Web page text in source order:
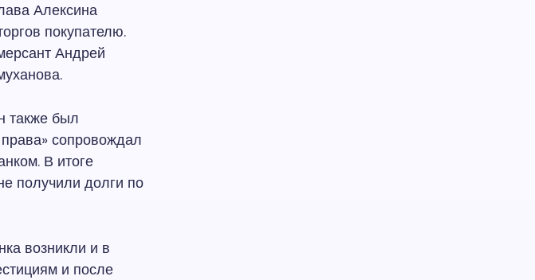
Алексина
покупателю.
Андрей
также был
сопровождал
В итоге
получили долги по
возникли и в
и после